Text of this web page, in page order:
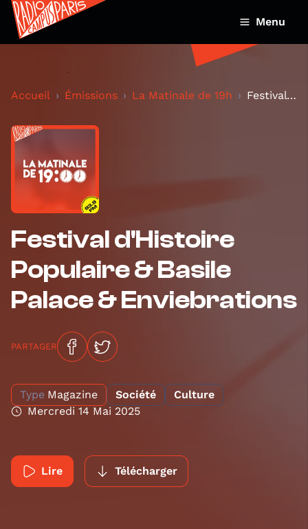
Menu
Accueil Émissions La Matinale de 19h Festival d'Histoire Populaire & Basile Palace & En...
Festival d'Histoire
Populaire & Basile
Palace & Enviebrations
PARTAGER
Type Magazine Société
Culture
Mercredi 14 Mai 2025
Lire Télécharger